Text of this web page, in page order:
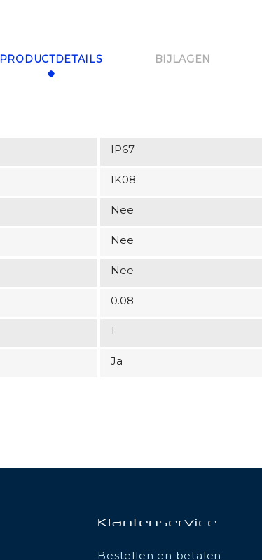
PRODUCTDETAILS BIJLAGEN
IP67
IK08
Nee
Nee
Nee
0.08
1
Ja
Klantenservice
Bestellen en betalen